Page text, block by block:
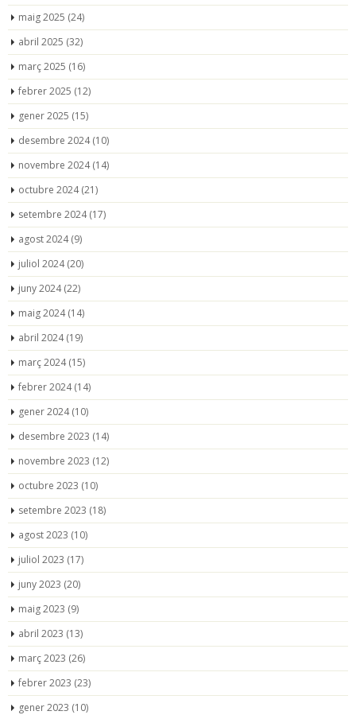
maig 2025 (24)
abril 2025 (32)
març 2025 (16)
febrer 2025 (12)
gener 2025 (15)
desembre 2024(10)
novembre 2024(14)
octubre 2024(21)
setembre 2024(17)
agost 2024(9)
juliol 2024(20)
juny 2024(22)
maig 2024(14)
abril 2024(19)
març 2024(15)
febrer 2024(14)
gener 2024(10)
desembre 2023 (14)
novembre 2023 (12)
octubre 2023 (10)
setembre 2023 (18)
agost 2023 (10)
juliol 2023 (17)
juny 2023 (20)
maig 2023 (9)
abril 2023 (13)
març 2023 (26)
febrer 2023 (23)
gener 2023 (10)